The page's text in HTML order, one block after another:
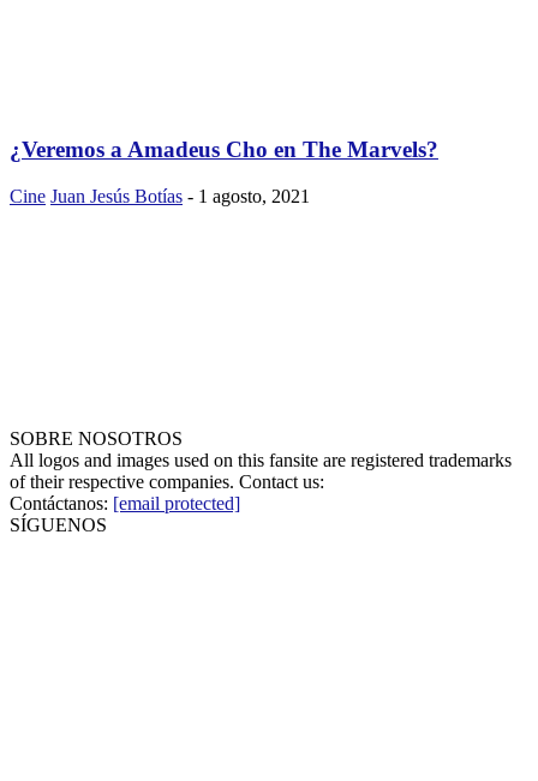
¿Veremos a Amadeus Cho en The Marvels?
Cine Juan Jesús Botías - 1 agosto, 2021
SOBRE NOSOTROS
All logos and images used on this fansite are registered trademarks
of their respective companies. Contact us:
Contáctanos: [email protected]
SÍGUENOS